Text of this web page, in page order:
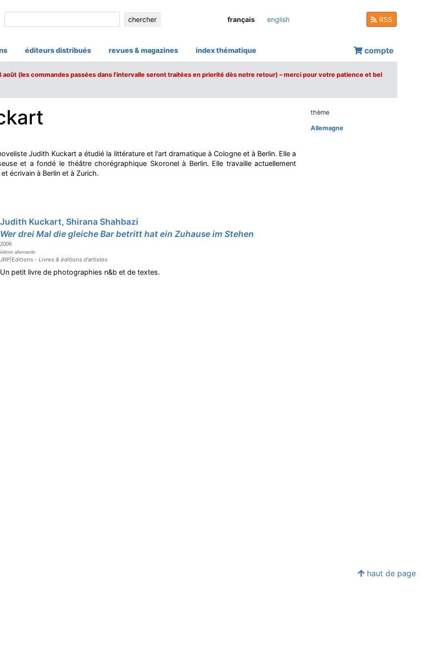
chercher français english RSS
éditeurs distribués revues & magazines index thématique compte
(les commandes passées dans l'intervalle seront traitées en priorité dès notre retour) – merci pour votre patience et bel
Judith Kuckart a étudié la littérature et l'art dramatique à Cologne et à Berlin. Elle a
et a fondé le théâtre chorégraphique Skoronel à Berlin. Elle travaille actuellement
écrivain à Berlin et à Zurich.
Judith Kuckart, Shirana Shahbazi
Wer drei Mal die gleiche Bar betritt hat ein Zuhause im Stehen
2006
édition allemande
JRP|Editions -Livres & éditions d'artistes
Un petit livre de photographies n&b et de textes.
thème
Allemagne
haut de page